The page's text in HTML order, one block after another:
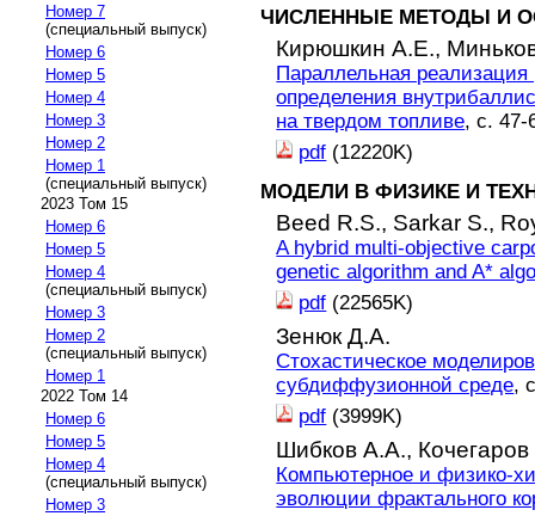
Номер 7
(специальный выпуск)
Номер 6
Номер 5
Номер 4
Номер 3
Номер 2
Номер 1
(специальный выпуск)
2023 Том 15
Номер 6
Номер 5
Номер 4
(специальный выпуск)
Номер 3
Номер 2
(специальный выпуск)
Номер 1
2022 Том 14
Номер 6
Номер 5
Номер 4
(специальный выпуск)
Номер 3
ЧИСЛЕННЫЕ МЕТОДЫ И
Кирюшкин А.Е.,
Параллельная
определения
на твердом топливе, с. 47-
pdf (12220K)
МОДЕЛИ В ФИЗИКЕ И
Beed R.S., Sarkar S.,
A hybrid multi-objective
genetic algorithm and A*
pdf (22565K)
Зенюк Д.А.
Стохастическое
субдиффузионной среде,
pdf (3999K)
Шибков А.А.,
Компьютерное и физико-
эволюции фрактального